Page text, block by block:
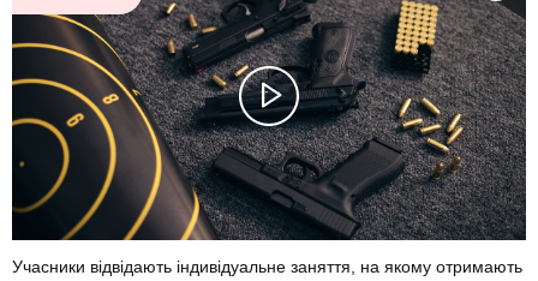
Учасники відвідають індивідуальне заняття, на якому отримають